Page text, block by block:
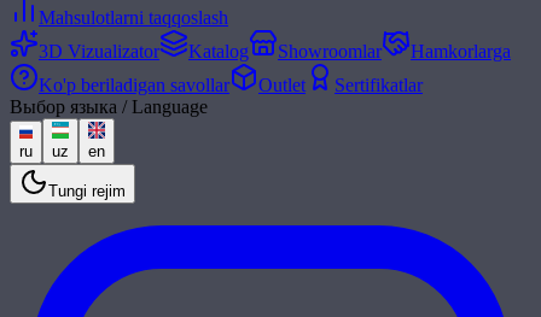
Mahsulotlarni taqqoslash
3D Vizualizator
Katalog Showroomlar
Hamkorlarga
Ko'p beriladigan savollar
Outlet
Sertifikatlar
Выбор языка / Language
ru uz en
Tungi rejim